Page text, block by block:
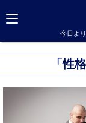
今日よ
「性